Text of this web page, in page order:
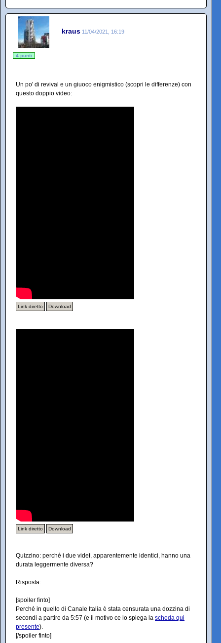
kraus 11/04/2021, 16:19
4 punti
Un po' di revival e un giuoco enigmistico (scopri le differenze) con
questo doppio video:
Link diretto Download
Link diretto Download
Quizzino: perché i due videi, apparentemente identici, hanno una
durata leggermente diversa?
Risposta:
[spoiler finto]
Perché in quello di Canale Italia è stata censurata una dozzina di
secondi a partire da 5:57 (e il motivo ce lo spiega la scheda qui
presente).
[/spoiler finto]